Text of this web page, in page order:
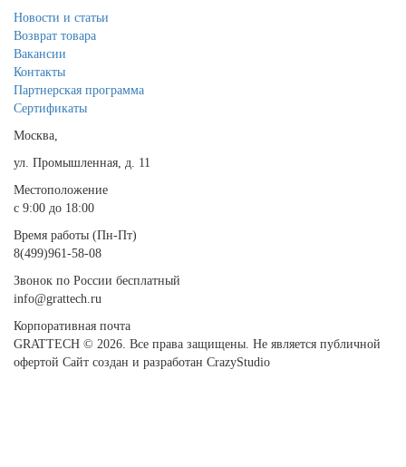
Новости и статьи
Возврат товара
Вакансии
Контакты
Партнерская программа
Сертификаты
Москва,
ул. Промышленная, д. 11
Местоположение
с 9:00 до 18:00
Время работы (Пн-Пт)
8(499)961-58-08
Звонок по России бесплатный
info@grattech.ru
Корпоративная почта
GRATTECH © 2026. Все права защищены. Не является публичной
офертой Сайт создан и разработан CrazyStudio